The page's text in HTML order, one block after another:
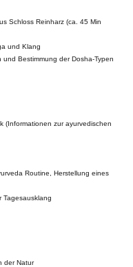
Schloss Reinharz (ca. 45 Min
und Klang
Bestimmung der Dosha-Typen
(Informationen zur ayurvedischen
Routine, Herstellung eines
Tagesausklang
der Natur